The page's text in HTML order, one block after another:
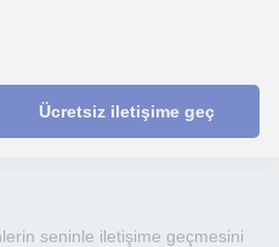
Ücretsiz iletişime geç
seninle iletişime geçmesini